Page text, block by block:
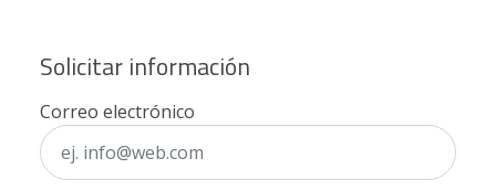
Solicitar información
Correo electrónico